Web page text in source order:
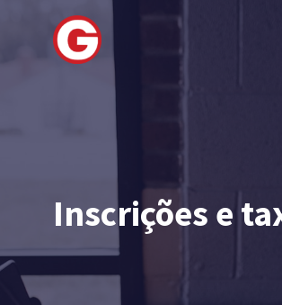
Inscrições e